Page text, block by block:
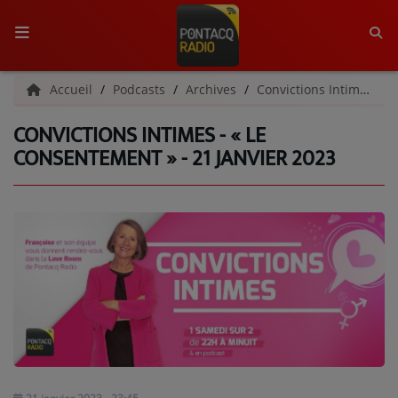
ACCUEIL
RADIO
GRILLE DES PROGRAMMES
C'ÉTAIT QUOI CE TITRE ?
MÉDIAS
Accueil Podcasts Archives Convictions Intimes | Archives
CONVICTIONS INTIMES - « LE
CONSENTEMENT » - 21 JANVIER 2023